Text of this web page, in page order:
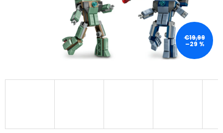
€19,99
–29 %